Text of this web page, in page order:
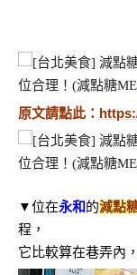
原文請點此：
▼位在永和的減點
程，
它比較算在巷弄內